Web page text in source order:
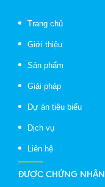
Trang chủ
Giới thiệu
Sản phẩm
Giải pháp
Dự án tiêu biểu
Dịch vụ
Liên hệ
ĐƯỢC CHỨNG NHẬN